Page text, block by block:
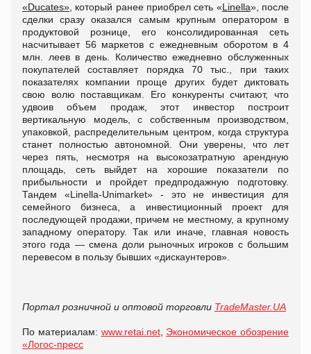
«Ducates», который ранее приобрел сеть «Linella», после
сделки сразу оказался самым крупным оператором в
продуктовой рознице, его консолидированная сеть
насчитывает 56 маркетов с ежедневным оборотом в 4
млн. леев в день. Количество ежедневно обслуженных
покупателей составляет порядка 70 тыс., при таких
показателях компании проще других будет диктовать
свою волю поставщикам. Его конкуренты считают, что
удвоив объем продаж, этот инвестор построит
вертикальную модель, с собственным производством,
упаковкой, распределительным центром, когда структура
станет полностью автономной. Они уверены, что лет
через пять, несмотря на высокозатратную арендную
площадь, сеть выйдет на хорошие показатели по
прибыльности и пройдет предпродажную подготовку.
Тандем «Linella-Unimarket» - это не инвестиция для
семейного бизнеса, а инвестиционный проект для
последующей продажи, причем не местному, а крупному
западному оператору. Так или иначе, главная новость
этого года — смена доли рыночных игроков с большим
перевесом в пользу бывших «дискаунтеров».
Портал розничной и оптовой торговли TradeMaster.UA
По материалам: www.retai.net, Экономическое обозрение
«Логос-пресс